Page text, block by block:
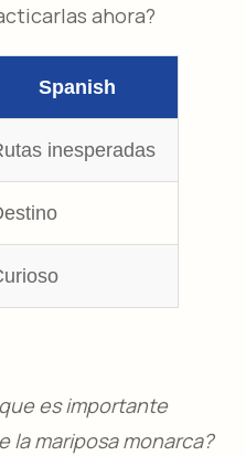
ahora?
Spanish
inesperadas
es importante
la mariposa monarca?